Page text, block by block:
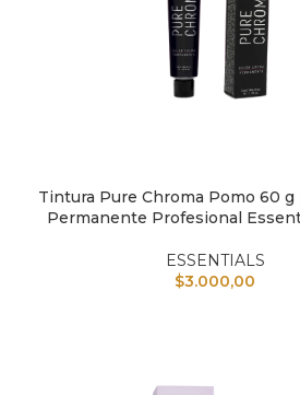
AÑADIR AL CARRITO
Tintura Pure Chroma Pomo 60 g
Permanente Profesional
ESSENTIALS
$3.000,00